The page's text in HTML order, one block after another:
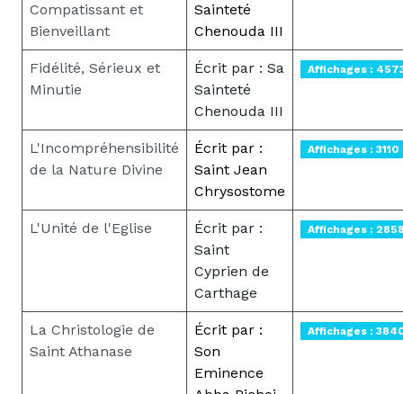
Compatissant et
Bienveillant
Sainteté
Chenouda III
Fidélité, Sérieux et
Minutie
Écrit par : Sa
Sainteté
Chenouda III
Affichages :
L'Incompréhensibilité
de la Nature Divine
Écrit par :
Saint Jean
Chrysostome
Affichages : 3110
L'Unité de l'Eglise
Écrit par :
Saint
Cyprien de
Carthage
Affichages :
La Christologie de
Saint Athanase
Écrit par :
Son
Eminence
Affichages :